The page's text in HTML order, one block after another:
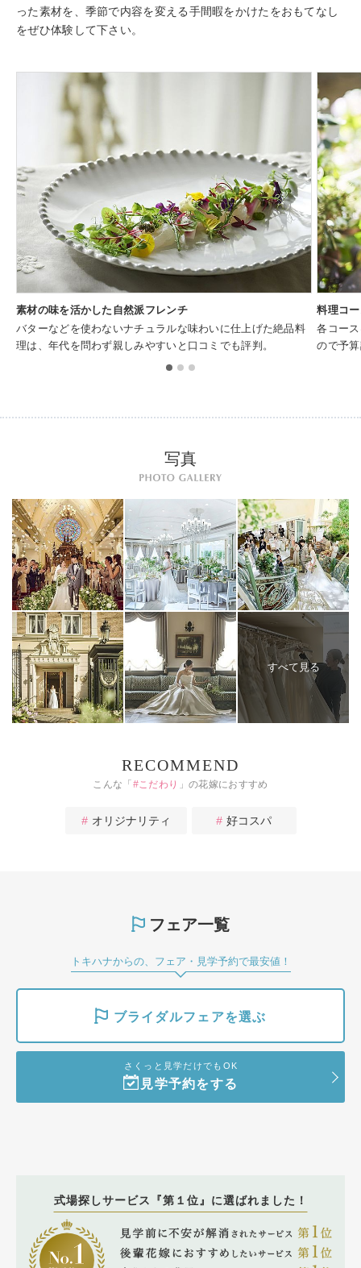
った素材を、季節で内容を変える手間暇をかけたをおもてなし
をぜひ体験して下さい。
素材の味を活かした自然派フレンチ
バターなどを使わないナチュラルな味わいに仕上げた絶品料
理は、年代を問わず親しみやすいと口コミでも評判。
料理コ
各コー
ので予
写真
すべて見る
RECOMMEND
こんな「 #こだわり 」の花嫁におすすめ
オリジナリティ 好コスパ
フェア一覧
トキハナからの、フェア・見学予約で最安値！
ブライダルフェアを選ぶ
さくっと見学だけでもOK
見学予約をする
式場探しサービス『第１位』に選ばれました！